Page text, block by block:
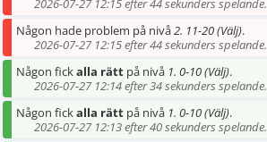
2026-07-27 12:15 efter 44 sekunders spelande.
Någon hade problem på nivå2. 11-20 (Välj).
2026-07-27 12:15 efter 44 sekunders spelande.
Någon fickalla rätt på nivå 1. 0-10 (Välj).
2026-07-27 12:14 efter 34 sekunders spelande.
Någon fickalla rätt på nivå 1. 0-10 (Välj).
2026-07-27 12:13 efter 40 sekunders spelande.